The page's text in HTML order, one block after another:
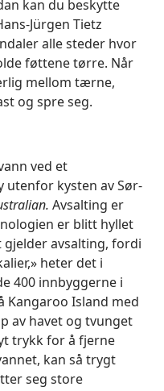
kan du beskytte
Jürgen Tietz
alle steder hvor
føttene tørre. Når
mellom tærne,
og spre seg.
ved et
utenfor kysten av Sør-
Avsalting er
er blitt hyllet
avsalting, fordi
heter det i
400 innbyggerne i
Kangaroo Island med
av havet og tvunget
trykk for å fjerne
kan så trygt
seg store